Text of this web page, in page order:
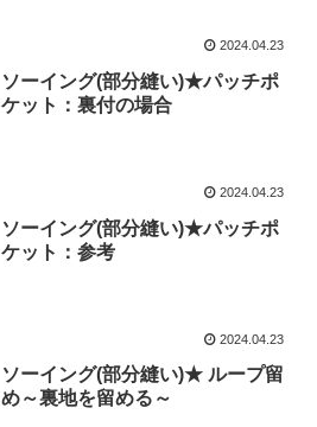
2024.04.23
ソーイング(部分縫い)★パッチポ
ケット：裏付の場合
2024.04.23
ソーイング(部分縫い)★パッチポ
ケット：参考
2024.04.23
ソーイング(部分縫い)★ ループ留
め～裏地を留める～